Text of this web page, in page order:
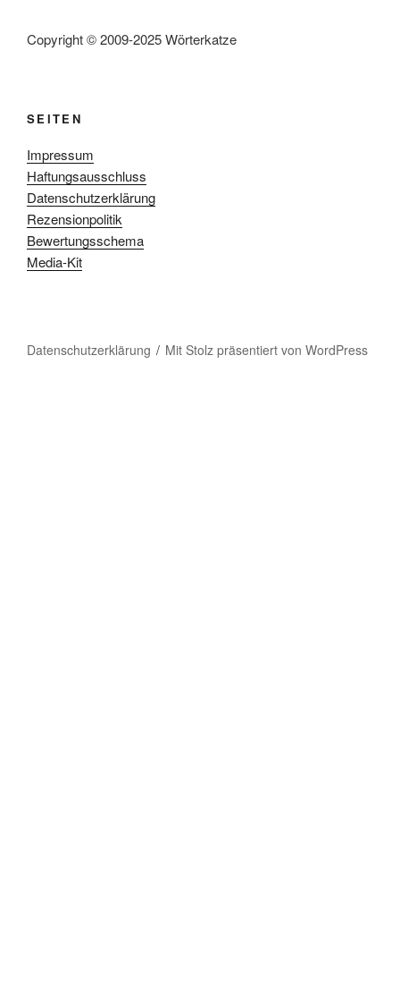
Copyright © 2009-2025 Wörterkatze
SEITEN
Impressum
Haftungsausschluss
Datenschutzerklärung
Rezensionpolitik
Bewertungsschema
Media-Kit
Datenschutzerklärung Mit Stolz präsentiert von WordPress